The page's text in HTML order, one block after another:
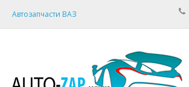
Автозапчасти ВАЗ